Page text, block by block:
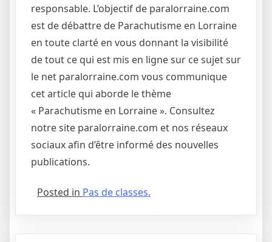
responsable. L’objectif de paralorraine.com
est de débattre de Parachutisme en Lorraine
en toute clarté en vous donnant la visibilité
de tout ce qui est mis en ligne sur ce sujet sur
le net paralorraine.com vous communique
cet article qui aborde le thème
« Parachutisme en Lorraine ». Consultez
notre site paralorraine.com et nos réseaux
sociaux afin d’être informé des nouvelles
publications.
Posted in Pas de classes.